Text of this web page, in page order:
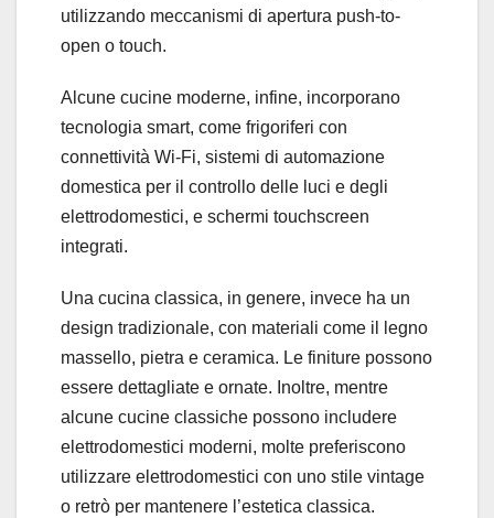
utilizzando meccanismi di apertura push-to-
open o touch.
Alcune cucine moderne, infine, incorporano
tecnologia smart, come frigoriferi con
connettività Wi-Fi, sistemi di automazione
domestica per il controllo delle luci e degli
elettrodomestici, e schermi touchscreen
integrati.
Una cucina classica, in genere, invece ha un
design tradizionale, con materiali come il legno
massello, pietra e ceramica. Le finiture possono
essere dettagliate e ornate. Inoltre, mentre
alcune cucine classiche possono includere
elettrodomestici moderni, molte preferiscono
utilizzare elettrodomestici con uno stile vintage
o retrò per mantenere l’estetica classica.